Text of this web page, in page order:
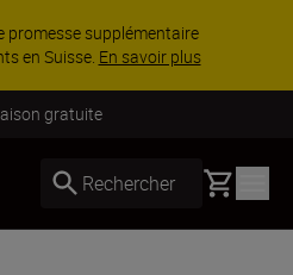
promesse supplémentaire
en Suisse. En savoir plus
gratuite
Rechercher Basket